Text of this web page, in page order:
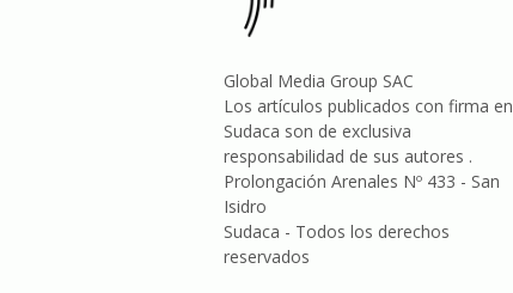
Global Media Group SAC
Los artículos publicados con firma en
Sudaca son de exclusiva
responsabilidad de sus autores .
Prolongación Arenales Nº 433 - San
Isidro
Sudaca - Todos los derechos
reservados